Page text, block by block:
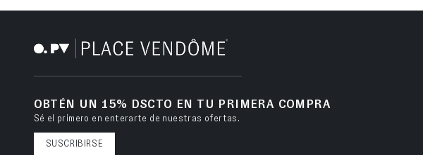
OBTÉN UN 15% DSCTO EN TU PRIMERA COMPRA
Sé el primero en enterarte de nuestras ofertas.
SUSCRIBIRSE